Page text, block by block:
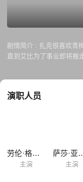
剧情简介 : 扎克很喜欢青
直到艾比为了事业即将搬
的芳心。于是他前去寻找
演职人员
劳伦·格拉汉姆
主演
萨莎·
主演